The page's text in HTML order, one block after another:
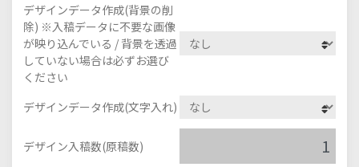
デザインデータ作成(背景の削
除) ※入稿データに不要な画像
が映り込んでいる / 背景を透過
していない場合は必ずお選び
ください
デザインデータ作成(文字入れ)
デザイン入稿数(原稿数)